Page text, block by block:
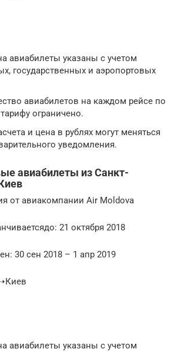
авиабилеты указаны с учетом
государственных и аэропортовых
авиабилетов на каждом рейсе по
ограничено.
и цена в рублях могут меняться
уведомления.
авиабилеты из Санкт-
от авиакомпании Air Moldova
21 октября 2018
30 сен 2018 – 1 апр 2019
авиабилеты указаны с учетом